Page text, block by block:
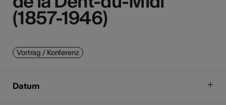
(1857-1946)
(1857-1946)
Vortrag / Konferenz
Datum